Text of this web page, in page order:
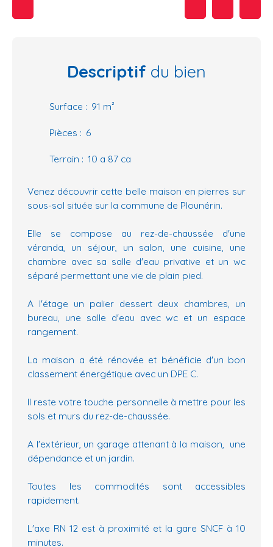
Descriptif du bien
Surface : 91 m²
Pièces : 6
Terrain : 10 a 87 ca
Venez découvrir cette belle maison en pierres sur
sous-sol située sur la commune de Plounérin.
Elle se compose au rez-de-chaussée d'une
véranda, un séjour, un salon, une cuisine, une
chambre avec sa salle d'eau privative et un wc
séparé permettant une vie de plain pied.
A l'étage un palier dessert deux chambres, un
bureau, une salle d'eau avec wc et un espace
rangement.
La maison a été rénovée et bénéficie d'un bon
classement énergétique avec un DPE C.
Il reste votre touche personnelle à mettre pour les
sols et murs du rez-de-chaussée.
A l'extérieur, un garage attenant à la maison, une
dépendance et un jardin.
Toutes les commodités sont accessibles
rapidement.
L'axe RN 12 est à proximité et la gare SNCF à 10
minutes.